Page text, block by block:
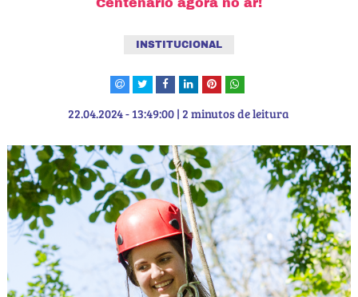
Centenário agora no ar!
INSTITUCIONAL
22.04.2024 - 13:49:00 | 2 minutos de leitura